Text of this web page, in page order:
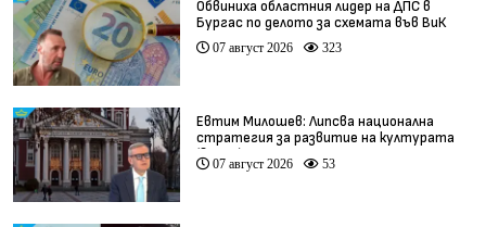
Обвиниха областния лидер на ДПС в
Бургас по делото за схемата във ВиК
07 август 2026 323
Евтим Милошев: Липсва национална
стратегия за развитие на културата
(видео)
07 август 2026 53